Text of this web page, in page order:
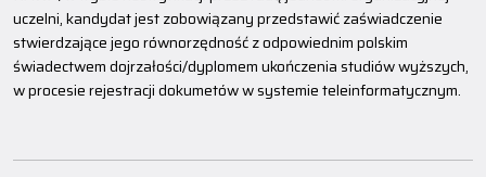
uczelni, kandydat jest zobowiązany przedstawić zaświadczenie
stwierdzające jego równorzędność z odpowiednim polskim
świadectwem dojrzałości/dyplomem ukończenia studiów wyższych,
w procesie rejestracji dokumetów w systemie teleinformatycznym.